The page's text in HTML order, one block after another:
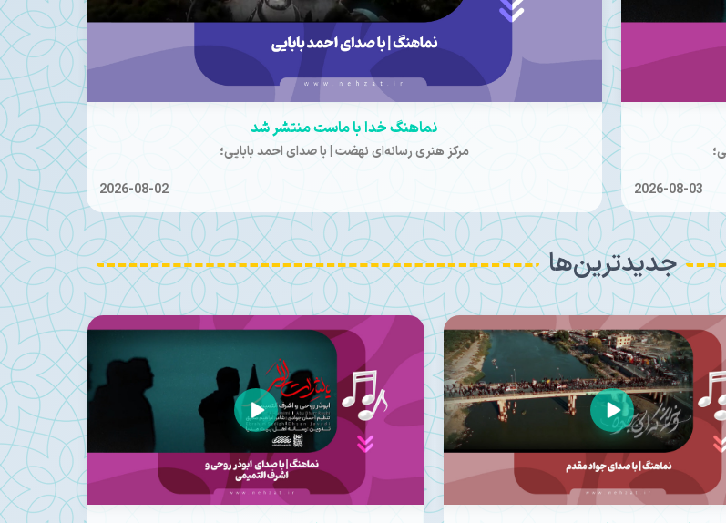
2026-08-02
دل مردم عزیز به شما و تاریخ‌سازی‌تان گرم است
2026-07-25
جدیدترین‌ها